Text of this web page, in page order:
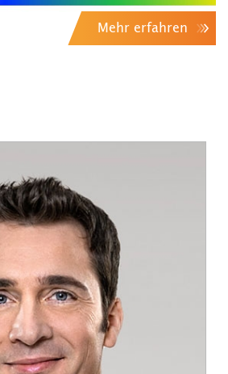
Mehr erfahren